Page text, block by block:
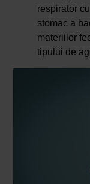
respirator
stomac a
materiilor
tipului de